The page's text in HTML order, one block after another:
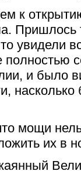
к
Пришлось
увидели
полностью
и было
мощи
их в